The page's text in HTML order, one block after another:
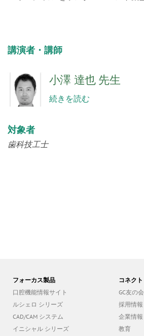
講演者・講師
小澤 達也 先生
続きを読む
対象者
歯科技工士
フォーカス製品
口腔機能情報サイト
ルシェロ シリーズ
CAD/CAM システム
イニシャル シリーズ
コネクト
GC友の会
採用情報
企業情報
教育